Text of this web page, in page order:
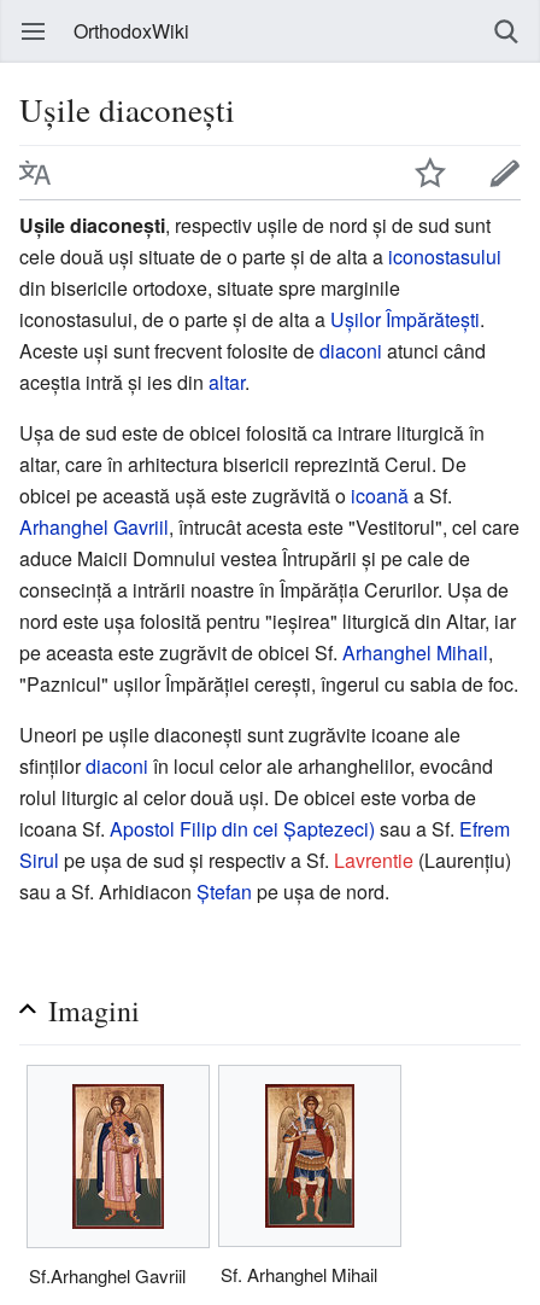
OrthodoxWiki
Ușile diaconești
Uşile diaconeşti, respectiv uşile de nord şi de sud sunt
cele două uşi situate de o parte şi de alta a iconostasului
din bisericile ortodoxe, situate spre marginile
iconostasului, de o parte şi de alta a Uşilor Împărăteşti.
Aceste uşi sunt frecvent folosite dediaconi atunci când
aceştia intră şi ies din altar.
Uşa de sud este de obicei folosită ca intrare liturgică în
altar, care în arhitectura bisericii reprezintă Cerul. De
obicei pe această uşă este zugrăvită o icoanăa Sf.
Arhanghel Gavriil, întrucât acesta este "Vestitorul", cel care
aduce Maicii Domnului vestea Întrupării şi pe cale de
consecinţă a intrării noastre în Împărăţia Cerurilor. Uşa de
nord este uşa folosită pentru "ieşirea" liturgică din Altar, iar
pe aceasta este zugrăvit de obicei Sf. Arhanghel Mihail,
"Paznicul" uşilor Împărăţiei cereşti, îngerul cu sabia de foc.
Uneori pe uşile diaconeşti sunt zugrăvite icoane ale
sfinţilordiaconi în locul celor ale arhanghelilor, evocând
rolul liturgic al celor două uşi. De obicei este vorba de
icoana Sf. Apostol Filip din cei Şaptezeci) sau a Sf. Efrem
Sirul pe uşa de sud şi respectiv a Sf. Lavrentie (Laurenţiu)
sau a Sf. Arhidiacon Ştefan pe uşa de nord.
Imagini
Sf.Arhanghel Gavriil Sf. Arhanghel Mihail